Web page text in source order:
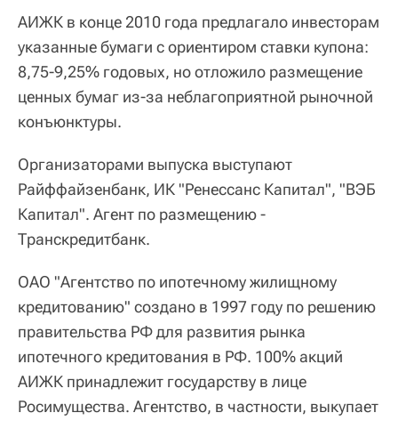
АИЖК в конце 2010 года предлагало инвесторам
указанные бумаги с ориентиром ставки купона:
8,75-9,25% годовых, но отложило размещение
ценных бумаг из-за неблагоприятной рыночной
конъюнктуры.
Организаторами выпуска выступают
Райффайзенбанк, ИК "Ренессанс Капитал", "ВЭБ
Капитал". Агент по размещению -
Транскредитбанк.
ОАО "Агентство по ипотечному жилищному
кредитованию" создано в 1997 году по решению
правительства РФ для развития рынка
ипотечного кредитования в РФ. 100% акций
АИЖК принадлежит государству в лице
Росимущества. Агентство, в частности, выкупает